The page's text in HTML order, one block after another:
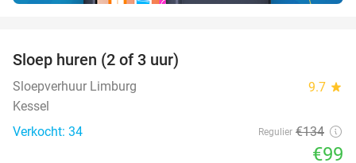
Sloep huren (2 of 3 uur)
Sloepverhuur Limburg 9.7 star
Kessel
Verkocht: 34
Regulier €134
€99